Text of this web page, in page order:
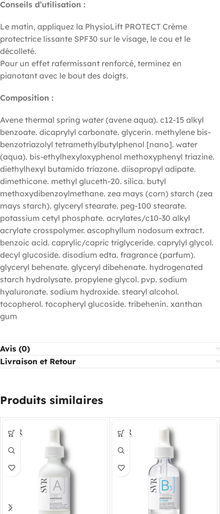
Conseils d’utilisation :
Le matin, appliquez la PhysioLift PROTECT Crème
protectrice lissante SPF30 sur le visage, le cou et le
décolleté.
Pour un effet rafermissant renforcé, terminez en
pianotant avec le bout des doigts.
Composition :
Avene thermal spring water (avene aqua). c12-15 alkyl
benzoate. dicaprylyl carbonate. glycerin. methylene bis-
benzotriazolyl tetramethylbutylphenol [nano]. water
(aqua). bis-ethylhexyloxyphenol methoxyphenyl triazine.
diethylhexyl butamido triazone. diisopropyl adipate.
dimethicone. methyl gluceth-20. silica. butyl
methoxydibenzoylmethane. zea mays (corn) starch (zea
mays starch). glyceryl stearate. peg-100 stearate.
potassium cetyl phosphate. acrylates/c10-30 alkyl
acrylate crosspolymer. ascophyllum nodosum extract.
benzoic acid. caprylic/capric triglyceride. caprylyl glycol.
decyl glucoside. disodium edta. fragrance (parfum).
glyceryl behenate. glyceryl dibehenate. hydrogenated
starch hydrolysate. propylene glycol. pvp. sodium
hyaluronate. sodium hydroxide. stearyl alcohol.
tocopherol. tocopheryl glucoside. tribehenin. xanthan
gum
Avis (0)
Livraison et Retour
Produits similaires